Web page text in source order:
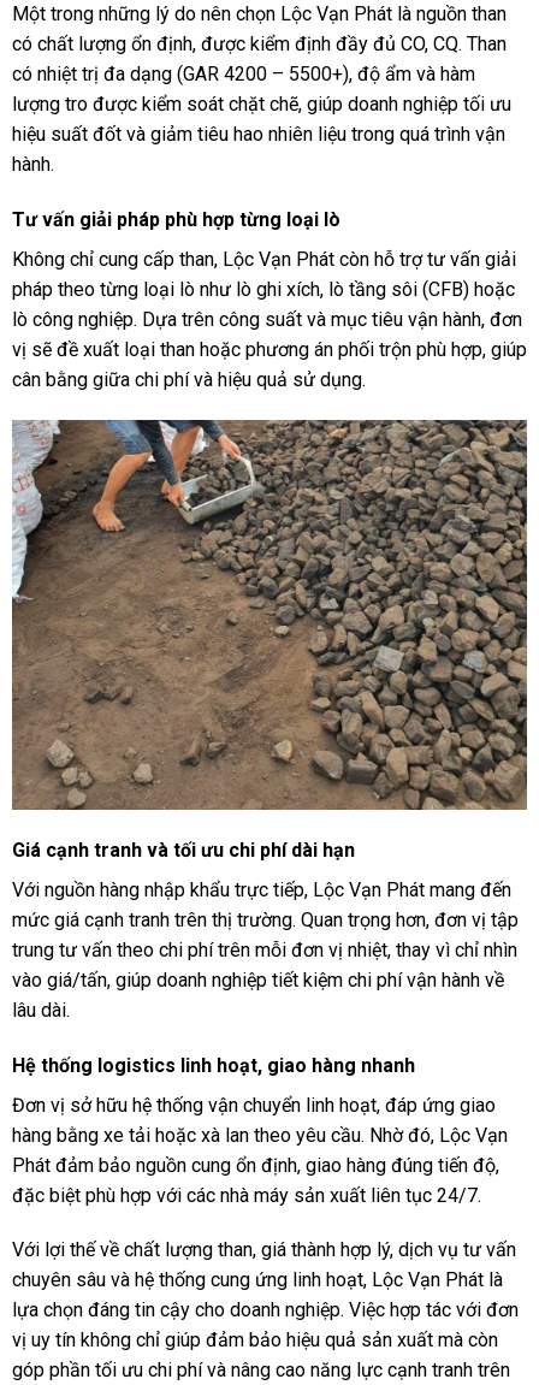
Một trong những lý do nên chọn Lộc Vạn Phát là nguồn than
có chất lượng ổn định, được kiểm định đầy đủ CO, CQ. Than
có nhiệt trị đa dạng (GAR 4200 – 5500+), độ ẩm và hàm
lượng tro được kiểm soát chặt chẽ, giúp doanh nghiệp tối ưu
hiệu suất đốt và giảm tiêu hao nhiên liệu trong quá trình vận
hành.
Tư vấn giải pháp phù hợp từng loại lò
Không chỉ cung cấp than, Lộc Vạn Phát còn hỗ trợ tư vấn giải
pháp theo từng loại lò như lò ghi xích, lò tầng sôi (CFB) hoặc
lò công nghiệp. Dựa trên công suất và mục tiêu vận hành, đơn
vị sẽ đề xuất loại than hoặc phương án phối trộn phù hợp, giúp
cân bằng giữa chi phí và hiệu quả sử dụng.
Giá cạnh tranh và tối ưu chi phí dài hạn
Với nguồn hàng nhập khẩu trực tiếp, Lộc Vạn Phát mang đến
mức giá cạnh tranh trên thị trường. Quan trọng hơn, đơn vị tập
trung tư vấn theo chi phí trên mỗi đơn vị nhiệt, thay vì chỉ nhìn
vào giá/tấn, giúp doanh nghiệp tiết kiệm chi phí vận hành về
lâu dài.
Hệ thống logistics linh hoạt, giao hàng nhanh
Đơn vị sở hữu hệ thống vận chuyển linh hoạt, đáp ứng giao
hàng bằng xe tải hoặc xà lan theo yêu cầu. Nhờ đó, Lộc Vạn
Phát đảm bảo nguồn cung ổn định, giao hàng đúng tiến độ,
đặc biệt phù hợp với các nhà máy sản xuất liên tục 24/7.
Với lợi thế về chất lượng than, giá thành hợp lý, dịch vụ tư vấn
chuyên sâu và hệ thống cung ứng linh hoạt, Lộc Vạn Phát là
lựa chọn đáng tin cậy cho doanh nghiệp. Việc hợp tác với đơn
vị uy tín không chỉ giúp đảm bảo hiệu quả sản xuất mà còn
góp phần tối ưu chi phí và nâng cao năng lực cạnh tranh trên